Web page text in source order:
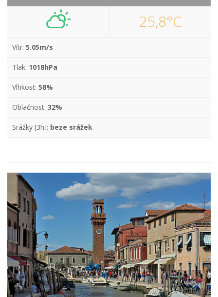
25,8°C
Vítr: 5.05m/s
Tlak: 1018hPa
Vlhkost: 58%
Oblačnost: 32%
Srážky [3h]: beze srážek